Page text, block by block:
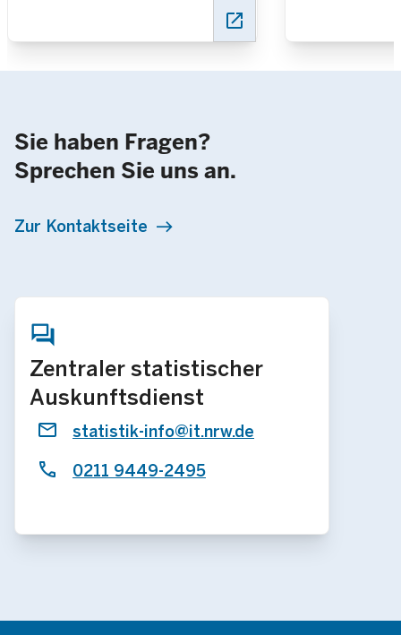
open_in_new
Sie haben Fragen?
Sprechen Sie uns an.
Zur Kontaktseite
Zentraler statistischer
Auskunftsdienst
statistik-info@it.nrw.de
0211 9449-2495